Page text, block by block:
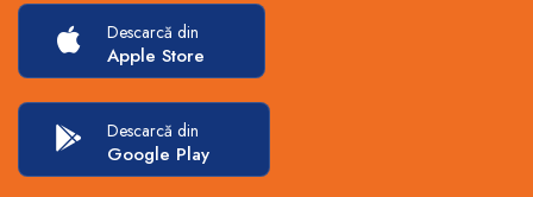
Descarcă din
Apple Store
Descarcă din
Google Play